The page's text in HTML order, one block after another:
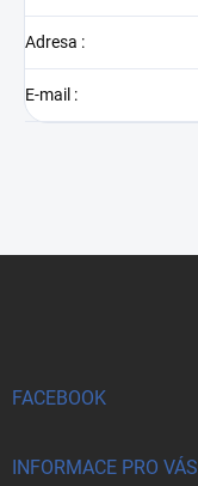
Adresa :
E-mail :
FACEBOOK
INFORMACE PRO VÁS